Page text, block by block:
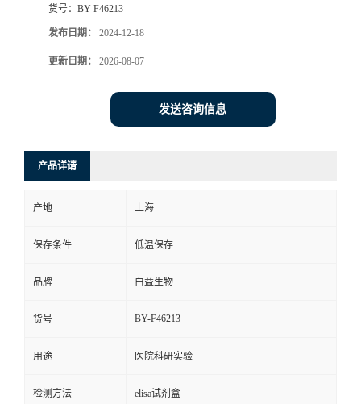
货号： BY-F46213
发布日期： 2024-12-18
更新日期： 2026-08-07
发送咨询信息
产品详请
产地 上海
保存条件 低温保存
品牌 白益生物
货号 BY-F46213
用途 医院科研实验
检测方法 elisa试剂盒